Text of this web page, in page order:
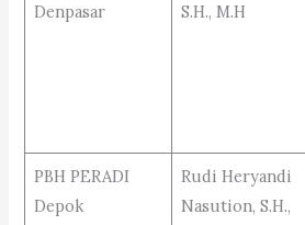
Denpasar
S.H., M.H
PBH PERADI
Depok
Rudi Heryandi
Nasution, S.H.,